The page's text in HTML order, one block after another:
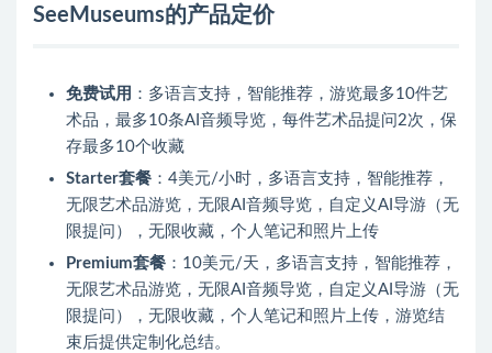
SeeMuseums的产品定价
免费试用 ：多语言支持，智能推荐，游览最多10件艺
术品，最多10条AI音频导览，每件艺术品提问2次，保
存最多10个收藏
Starter套餐 ：4美元/小时，多语言支持，智能推荐，
无限艺术品游览，无限AI音频导览，自定义AI导游（无
限提问），无限收藏，个人笔记和照片上传
Premium套餐 ：10美元/天，多语言支持，智能推荐，
无限艺术品游览，无限AI音频导览，自定义AI导游（无
限提问），无限收藏，个人笔记和照片上传，游览结
束后提供定制化总结。